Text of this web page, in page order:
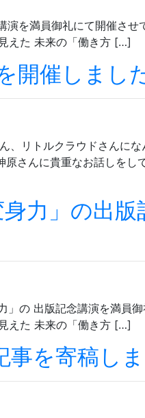
演を満員御礼にて開催さ
えた 未来の「働き方 […]
開催しまし
、リトルクラウドさんにな
さんに貴重なお話しをし
力」の出
」の 出版記念講演を満員
えた 未来の「働き方 […]
を寄稿しま